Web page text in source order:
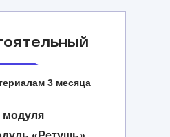
модуля
3 месяца